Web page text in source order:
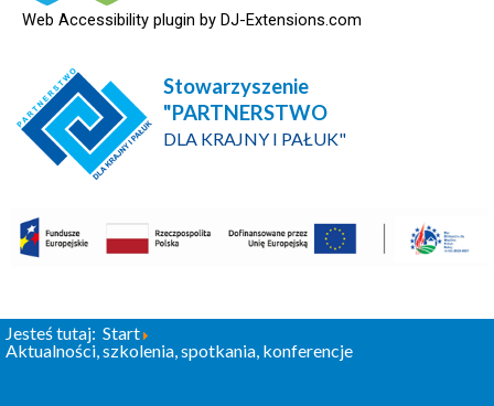
Web Accessibility plugin by DJ-Extensions.com
Stowarzyszenie
"PARTNERSTWO
DLA KRAJNY I PAŁUK"
Jesteś tutaj: Start
Aktualności, szkolenia, spotkania, konferencje